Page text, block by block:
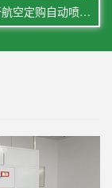
帕玛斯韦奇航空定购自动喷砂机